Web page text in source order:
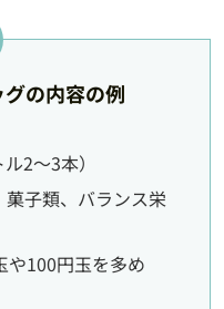
の内容の例
2～3本）
子類、バランス栄
や100円玉を多め